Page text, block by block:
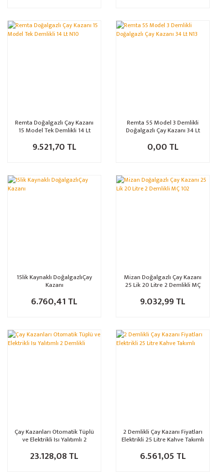
Remta Doğalgazlı Çay Kazanı
15 Model Tek Demlikli 14 Lt
9.521,70 TL
Remta 55 Model 3 Demlikli
Doğalgazlı Çay Kazanı 34 Lt
0,00 TL
15lik Kaynaklı DoğalgazlıÇay
Kazanı
6.760,41 TL
Mizan Doğalgazlı Çay Kazanı
25 Lik 20 Litre 2 Demlikli MÇ
9.032,99 TL
Çay Kazanları Otomatik Tüplü
ve Elektrikli Isı Yalıtımlı 2
23.128,08 TL
2 Demlikli Çay Kazanı Fiyatları
Elektrikli 25 Litre Kahve Takımlı
6.561,05 TL